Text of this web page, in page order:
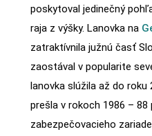
poskytoval jedinečný
raja z výšky. Lanovka na
zatraktívnila južnú časť
zaostával v popularite
lanovka slúžila až do roku
prešla v rokoch 1986 –
zabezpečovacieho